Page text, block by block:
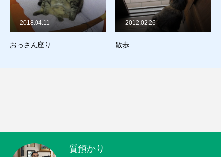
販売
お問合せ
ん座り
2012.02.26
質預かり